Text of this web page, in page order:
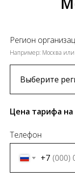
Регион
Например: Москва
Цена тарифа на
Телефон
+7